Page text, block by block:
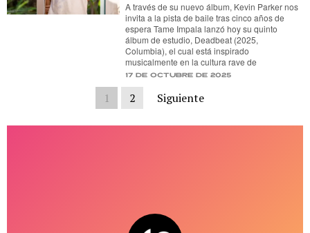
A través de su nuevo álbum, Kevin Parker nos
invita a la pista de baile tras cinco años de
espera Tame Impala lanzó hoy su quinto
álbum de estudio, Deadbeat (2025,
Columbia), el cual está inspirado
musicalmente en la cultura rave de
17 de octubre de 2025
1 2 Siguiente